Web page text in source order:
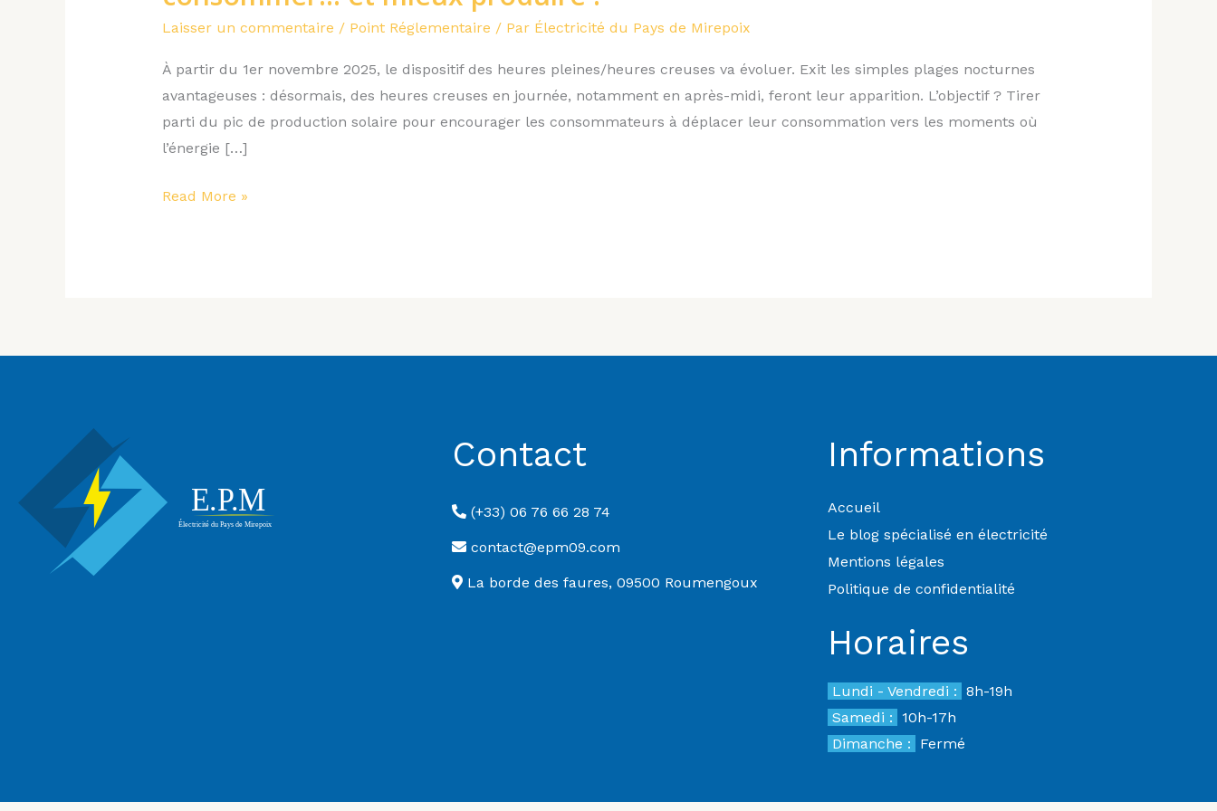
Laisser un commentaire / Point Réglementaire / Par Électricité du Pays de Mirepoix
À partir du 1er novembre 2025, le dispositif des heures pleines/heures creuses va évoluer. Exit les simples plages nocturnes
avantageuses : désormais, des heures creuses en journée, notamment en après-midi, feront leur apparition. L’objectif ? Tirer
parti du pic de production solaire pour encourager les consommateurs à déplacer leur consommation vers les moments où
l’énergie […]
:
une
réforme
pour
mieux
et
Read More »
Contact
(+33) 06 76 66 28 74
contact@epm09.com
La borde des faures, 09500 Roumengoux
Informations
Accueil
Le blog spécialisé en électricité
Mentions légales
Politique de confidentialité
Horaires
Lundi - Vendredi : 8h-19h
Samedi :
10h-17h
Dimanche :
Fermé